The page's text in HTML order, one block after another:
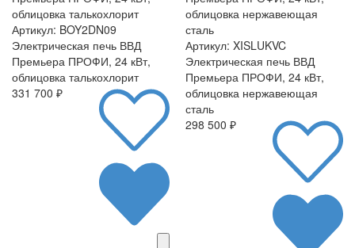
Артикул: BOY2DN09
Электрическая печь ВВД
Премьера ПРОФИ, 24 кВт,
облицовка талькохлорит
331 700 ₽
Артикул: XISLUKVC
Электрическая печь ВВД
Премьера ПРОФИ, 24 кВт,
облицовка нержавеющая
сталь
298 500 ₽